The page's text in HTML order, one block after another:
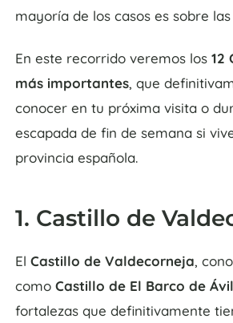
mayoría de los casos es sobre
En este recorrido veremos los 12
más importantes, que
conocer en tu próxima visita o
escapada de fin de semana si
provincia española.
1. Castillo de
El Castillo de Valdecorneja,
como Castillo de El Barco de
fortalezas que definitivamente